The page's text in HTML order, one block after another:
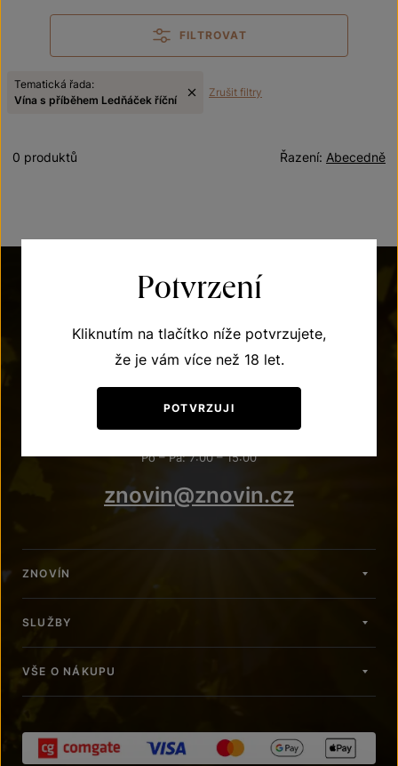
FILTROVAT
Tematická řada:
Vína s příběhem Ledňáček říční
Zrušit filtry
Abecedně
Řazení:
0 produktů
POTŘEBUJETE PORADIT?
+420 515 266 620
Po – Pá: 7:00 – 15:00
znovin@znovin.cz
ZNOVÍN
SLUŽBY
VŠE O NÁKUPU
Potvrzení
Kliknutím na tlačítko níže potvrzujete,
že je vám více než 18 let.
POTVRZUJI